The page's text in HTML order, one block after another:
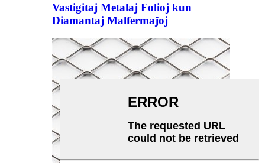
Vastigitaj Metalaj Folioj kun
Diamantaj Malfermaĵoj